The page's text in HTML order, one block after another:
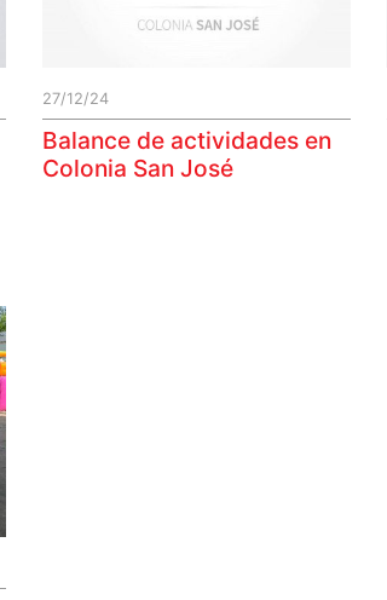
27/12/24
Balance de actividades en
Colonia San José